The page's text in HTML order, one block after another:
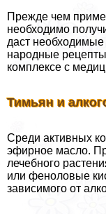
Прежде чем
необходимо
даст
народные
комплексе с
Тимьян и
Среди активных
эфирное масло.
лечебного
или феноловые
зависимого от